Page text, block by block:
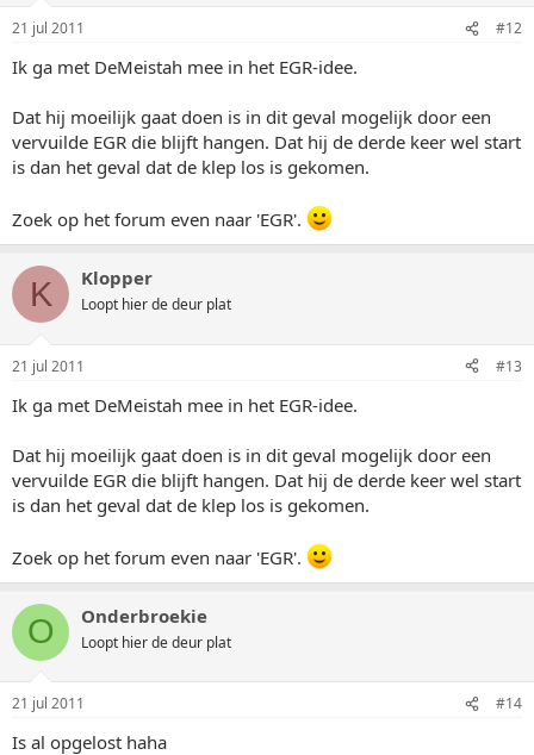
21 jul 2011 #12
Ik ga met DeMeistah mee in het EGR-idee.
Dat hij moeilijk gaat doen is in dit geval mogelijk door een
vervuilde EGR die blijft hangen. Dat hij de derde keer wel start
is dan het geval dat de klep los is gekomen.
Zoek op het forum even naar 'EGR'.
K Klopper
Loopt hier de deur plat
21 jul 2011 #13
Ik ga met DeMeistah mee in het EGR-idee.
Dat hij moeilijk gaat doen is in dit geval mogelijk door een
vervuilde EGR die blijft hangen. Dat hij de derde keer wel start
is dan het geval dat de klep los is gekomen.
Zoek op het forum even naar 'EGR'.
O Onderbroekie
Loopt hier de deur plat
21 jul 2011 #14
Is al opgelost haha